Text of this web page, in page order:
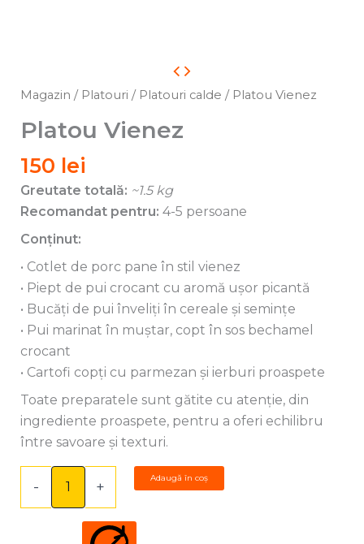
Magazin / Platouri / Platouri calde / Platou Vienez
Platou Vienez
150 lei
Greutate totală: ~1.5 kg
Recomandat pentru: 4-5 persoane
Conținut:
• Cotlet de porc pane în stil vienez
• Piept de pui crocant cu aromă ușor picantă
• Bucăți de pui înveliți în cereale și semințe
• Pui marinat în muștar, copt în sos bechamel
crocant
• Cartofi copți cu parmezan și ierburi proaspete
Toate preparatele sunt gătite cu atenție, din
ingrediente proaspete, pentru a oferi echilibru
între savoare și texturi.
-
Platou
+
Adaugă în coș